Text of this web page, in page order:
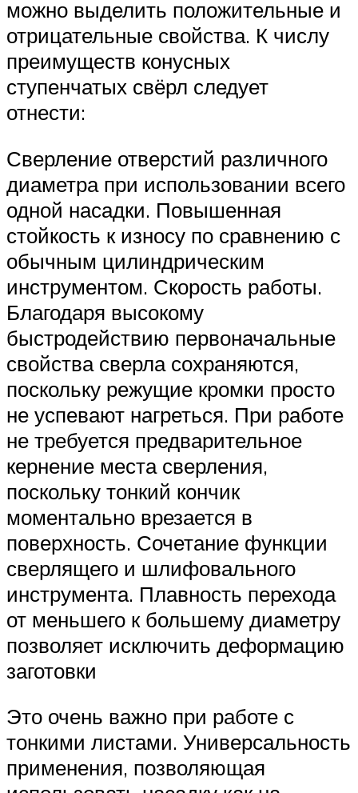
можно выделить положительные и
отрицательные свойства. К числу
преимуществ конусных
ступенчатых свёрл следует
отнести:
Сверление отверстий различного
диаметра при использовании всего
одной насадки. Повышенная
стойкость к износу по сравнению с
обычным цилиндрическим
инструментом. Скорость работы.
Благодаря высокому
быстродействию первоначальные
свойства сверла сохраняются,
поскольку режущие кромки просто
не успевают нагреться. При работе
не требуется предварительное
кернение места сверления,
поскольку тонкий кончик
моментально врезается в
поверхность. Сочетание функции
сверлящего и шлифовального
инструмента. Плавность перехода
от меньшего к большему диаметру
позволяет исключить деформацию
заготовки
Это очень важно при работе с
тонкими листами. Универсальность
применения, позволяющая